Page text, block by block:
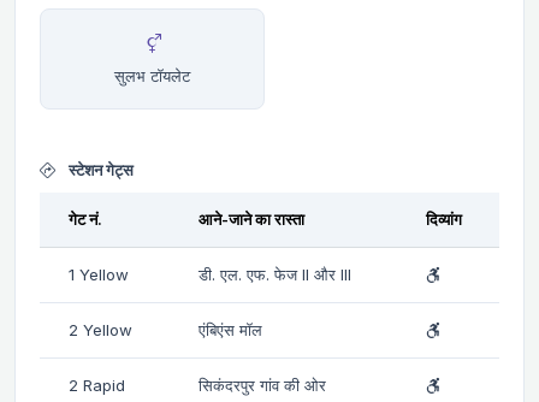
सुलभ टॉयलेट
स्टेशन गेट्स
गेट नं. आने-जाने का रास्ता दिव्यांग
1 Yellow डी. एल. एफ. फेज II और III
2 Yellow एंबिएंस मॉल
2 Rapid सिकंदरपुर गांव की ओर